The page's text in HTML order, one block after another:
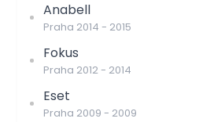
Anabell
Praha 2014 - 2015
Fokus
Praha 2012- 2014
Eset
Praha 2009 - 2009